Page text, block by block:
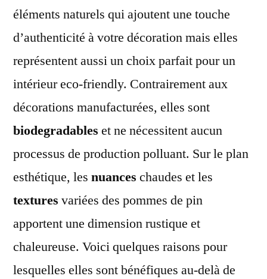
éléments naturels qui ajoutent une touche
d’authenticité à votre décoration mais elles
représentent aussi un choix parfait pour un
intérieur eco-friendly. Contrairement aux
décorations manufacturées, elles sont
biodegradables et ne nécessitent aucun
processus de production polluant. Sur le plan
esthétique, les nuances chaudes et les
textures variées des pommes de pin
apportent une dimension rustique et
chaleureuse. Voici quelques raisons pour
lesquelles elles sont bénéfiques au-delà de